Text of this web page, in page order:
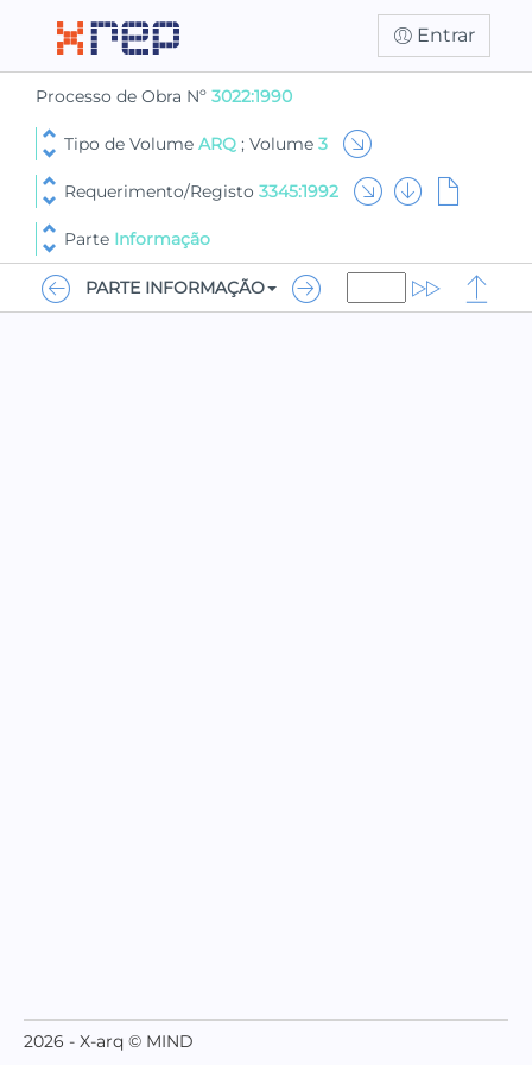
Entrar
Processo de Obra Nº 3022:1990
Tipo de Volume ARQ ; Volume 3
Requerimento/Registo 3345:1992
Parte Informação
PARTE INFORMAÇÃO
2026 - X-arq © MIND